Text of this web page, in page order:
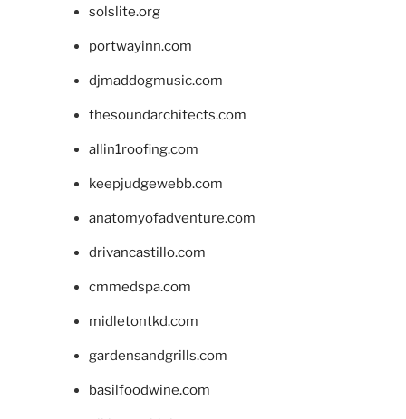
solslite.org
portwayinn.com
djmaddogmusic.com
thesoundarchitects.com
allin1roofing.com
keepjudgewebb.com
anatomyofadventure.com
drivancastillo.com
cmmedspa.com
midletontkd.com
gardensandgrills.com
basilfoodwine.com